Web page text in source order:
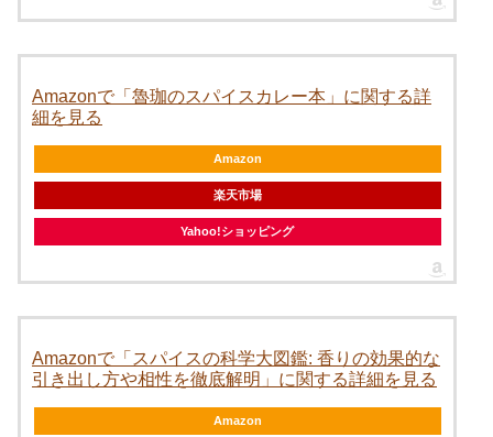
Amazonで「魯珈のスパイスカレー本」に関する詳
細を見る
Amazon
楽天市場
Yahoo!ショッピング
Amazonで「スパイスの科学大図鑑: 香りの効果的な
引き出し方や相性を徹底解明」に関する詳細を見る
Amazon